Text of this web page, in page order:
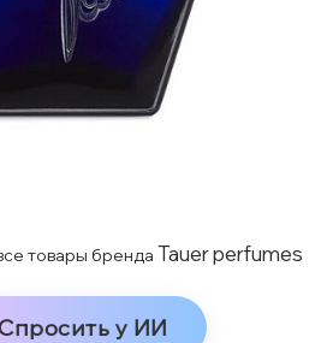
товары бренда Tauer perfumes
у ИИ